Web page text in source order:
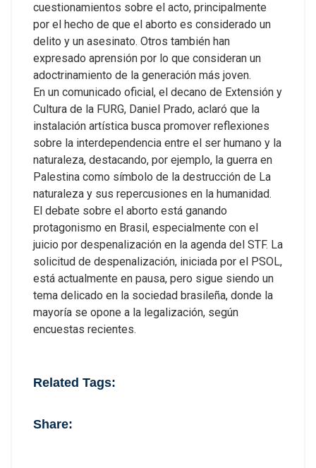
cuestionamientos sobre el acto, principalmente
por el hecho de que el aborto es considerado un
delito y un asesinato. Otros también han
expresado aprensión por lo que consideran un
adoctrinamiento de la generación más joven.
En un comunicado oficial, el decano de Extensión y
Cultura de la FURG, Daniel Prado, aclaró que la
instalación artística busca promover reflexiones
sobre la interdependencia entre el ser humano y la
naturaleza, destacando, por ejemplo, la guerra en
Palestina como símbolo de la destrucción de La
naturaleza y sus repercusiones en la humanidad.
El debate sobre el aborto está ganando
protagonismo en Brasil, especialmente con el
juicio por despenalización en la agenda del STF. La
solicitud de despenalización, iniciada por el PSOL,
está actualmente en pausa, pero sigue siendo un
tema delicado en la sociedad brasileña, donde la
mayoría se opone a la legalización, según
encuestas recientes.
Related Tags:
Share: